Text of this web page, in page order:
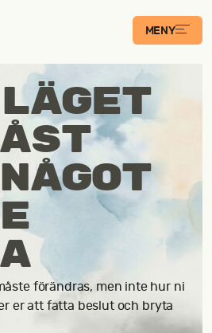
MENY
förändras, men inte hur ni
er att fatta beslut och bryta